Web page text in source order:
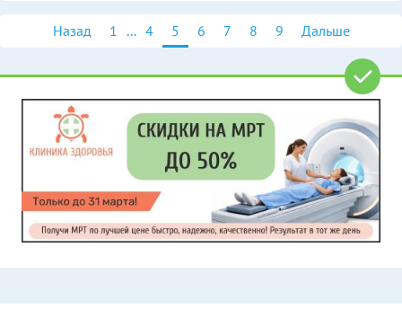
Назад 1 ... 4 5 6 7 8 9 Дальше